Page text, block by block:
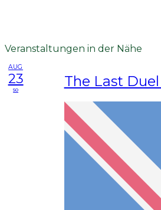
Veranstaltungen in der Nähe
AUG
23
so The Last